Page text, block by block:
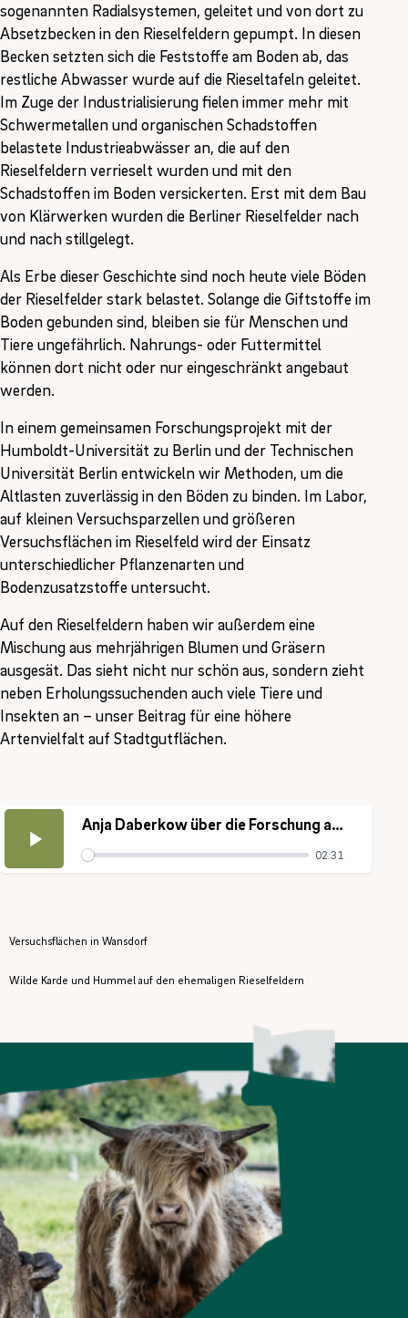
sogenannten Radialsystemen, geleitet und von dort zu
Absetzbecken in den Rieselfeldern gepumpt. In diesen
Becken setzten sich die Feststoffe am Boden ab, das
restliche Abwasser wurde auf die Rieseltafeln geleitet.
Im Zuge der Industrialisierung fielen immer mehr mit
Schwermetallen und organischen Schadstoffen
belastete Industrieabwässer an, die auf den
Rieselfeldern verrieselt wurden und mit den
Schadstoffen im Boden versickerten. Erst mit dem Bau
von Klärwerken wurden die Berliner Rieselfelder nach
und nach stillgelegt.
Als Erbe dieser Geschichte sind noch heute viele Böden
der Rieselfelder stark belastet. Solange die Giftstoffe im
Boden gebunden sind, bleiben sie für Menschen und
Tiere ungefährlich. Nahrungs- oder Futtermittel
können dort nicht oder nur eingeschränkt angebaut
werden.
In einem gemeinsamen Forschungsprojekt mit der
Humboldt-Universität zu Berlin und der Technischen
Universität Berlin entwickeln wir Methoden, um die
Altlasten zuverlässig in den Böden zu binden. Im Labor,
auf kleinen Versuchsparzellen und größeren
Versuchsflächen im Rieselfeld wird der Einsatz
unterschiedlicher Pflanzenarten und
Bodenzusatzstoffe untersucht.
Auf den Rieselfeldern haben wir außerdem eine
Mischung aus mehrjährigen Blumen und Gräsern
ausgesät. Das sieht nicht nur schön aus, sondern zieht
neben Erholungssuchenden auch viele Tiere und
Insekten an – unser Beitrag für eine höhere
Artenvielfalt auf Stadtgutflächen.
Anja Daberkow über die Forschung auf den Rieselfeldern in Wansdorf
02:31
Versuchsflächen in Wansdorf
Wilde Karde und Hummel auf den ehemaligen Rieselfeldern